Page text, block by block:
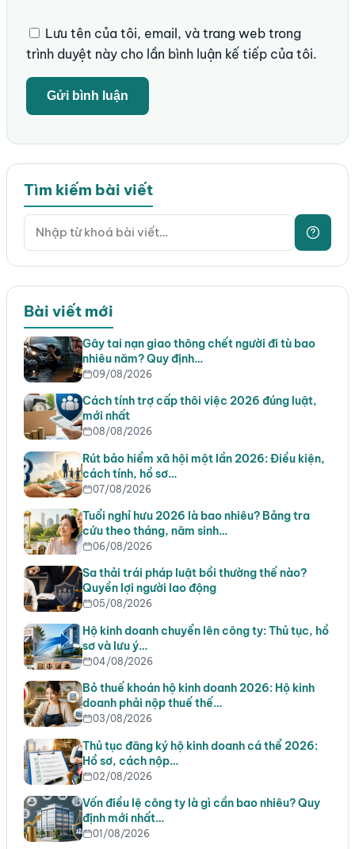
Lưu tên của tôi, email, và trang web trong
trình duyệt này cho lần bình luận kế tiếp của tôi.
Tìm kiếm bài viết
Bài viết mới
Gây tai nạn giao thông chết người đi tù bao
nhiêu năm? Quy định…
09/08/2026
Cách tính trợ cấp thôi việc 2026 đúng luật,
mới nhất
08/08/2026
Rút bảo hiểm xã hội một lần 2026: Điều kiện,
cách tính, hồ sơ…
07/08/2026
Tuổi nghỉ hưu 2026 là bao nhiêu? Bảng tra
cứu theo tháng, năm sinh…
06/08/2026
Sa thải trái pháp luật bồi thường thế nào?
Quyền lợi người lao động
05/08/2026
Hộ kinh doanh chuyển lên công ty: Thủ tục, hồ
sơ và lưu ý…
04/08/2026
Bỏ thuế khoán hộ kinh doanh 2026: Hộ kinh
doanh phải nộp thuế thế…
03/08/2026
Thủ tục đăng ký hộ kinh doanh cá thể 2026:
Hồ sơ, cách nộp…
02/08/2026
Vốn điều lệ công ty là gì cần bao nhiêu? Quy
định mới nhất…
01/08/2026